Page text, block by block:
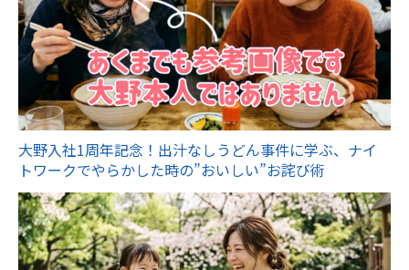
大野入社1周年記念！出汁なしうどん事件に学ぶ、ナイ
トワークでやらかした時の”おいしい”お詫び術